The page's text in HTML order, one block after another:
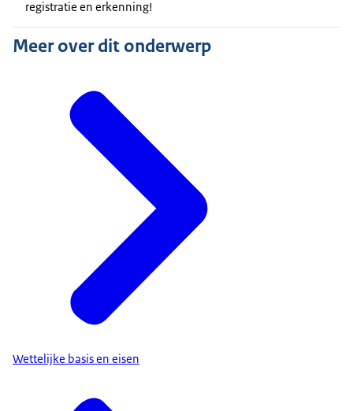
registratie en erkenning!
Meer over dit onderwerp
Wettelijke basis en eisen